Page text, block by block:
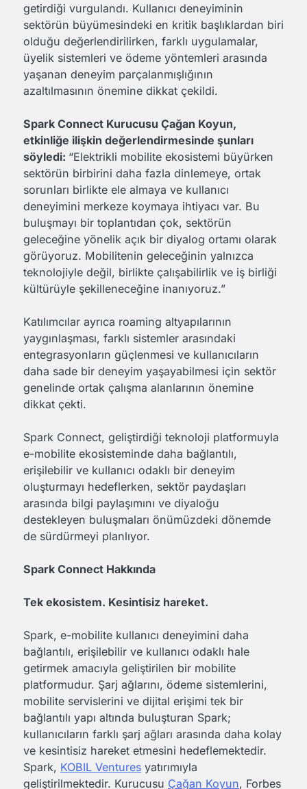
getirdiği vurgulandı. Kullanıcı deneyiminin
sektörün büyümesindeki en kritik başlıklardan biri
olduğu değerlendirilirken, farklı uygulamalar,
üyelik sistemleri ve ödeme yöntemleri arasında
yaşanan deneyim parçalanmışlığının
azaltılmasının önemine dikkat çekildi.
Spark Connect Kurucusu Çağan Koyun,
etkinliğe ilişkin değerlendirmesinde şunları
söyledi: “Elektrikli mobilite ekosistemi büyürken
sektörün birbirini daha fazla dinlemeye, ortak
sorunları birlikte ele almaya ve kullanıcı
deneyimini merkeze koymaya ihtiyacı var. Bu
buluşmayı bir toplantıdan çok, sektörün
geleceğine yönelik açık bir diyalog ortamı olarak
görüyoruz. Mobilitenin geleceğinin yalnızca
teknolojiyle değil, birlikte çalışabilirlik ve iş birliği
kültürüyle şekilleneceğine inanıyoruz.”
Katılımcılar ayrıca roaming altyapılarının
yaygınlaşması, farklı sistemler arasındaki
entegrasyonların güçlenmesi ve kullanıcıların
daha sade bir deneyim yaşayabilmesi için sektör
genelinde ortak çalışma alanlarının önemine
dikkat çekti.
Spark Connect, geliştirdiği teknoloji platformuyla
e-mobilite ekosisteminde daha bağlantılı,
erişilebilir ve kullanıcı odaklı bir deneyim
oluşturmayı hedeflerken, sektör paydaşları
arasında bilgi paylaşımını ve diyaloğu
destekleyen buluşmaları önümüzdeki dönemde
de sürdürmeyi planlıyor.
Spark Connect Hakkında
Tek ekosistem. Kesintisiz hareket.
Spark, e-mobilite kullanıcı deneyimini daha
bağlantılı, erişilebilir ve kullanıcı odaklı hale
getirmek amacıyla geliştirilen bir mobilite
platformudur. Şarj ağlarını, ödeme sistemlerini,
mobilite servislerini ve dijital erişimi tek bir
bağlantılı yapı altında buluşturan Spark;
kullanıcıların farklı şarj ağları arasında daha kolay
ve kesintisiz hareket etmesini hedeflemektedir.
Spark, KOBIL Ventures yatırımıyla
geliştirilmektedir. Kurucusu Çağan Koyun, Forbes